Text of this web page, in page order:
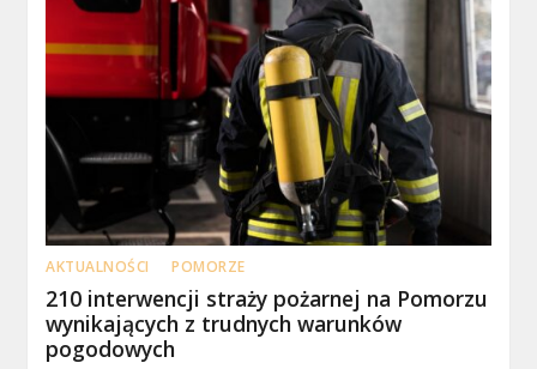
AKTUALNOŚCI POMORZE
210 interwencji straży pożarnej na Pomorzu
wynikających z trudnych warunków
pogodowych